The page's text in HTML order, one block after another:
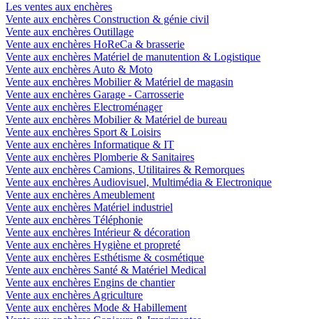
Les ventes aux enchères
Vente aux enchères Construction & génie civil
Vente aux enchères Outillage
Vente aux enchères HoReCa & brasserie
Vente aux enchères Matériel de manutention & Logistique
Vente aux enchères Auto & Moto
Vente aux enchères Mobilier & Matériel de magasin
Vente aux enchères Garage - Carrosserie
Vente aux enchères Electroménager
Vente aux enchères Mobilier & Matériel de bureau
Vente aux enchères Sport & Loisirs
Vente aux enchères Informatique & IT
Vente aux enchères Plomberie & Sanitaires
Vente aux enchères Camions, Utilitaires & Remorques
Vente aux enchères Audiovisuel, Multimédia & Electronique
Vente aux enchères Ameublement
Vente aux enchères Matériel industriel
Vente aux enchères Téléphonie
Vente aux enchères Intérieur & décoration
Vente aux enchères Hygiène et propreté
Vente aux enchères Esthétisme & cosmétique
Vente aux enchères Santé & Matériel Medical
Vente aux enchères Engins de chantier
Vente aux enchères Agriculture
Vente aux enchères Mode & Habillement